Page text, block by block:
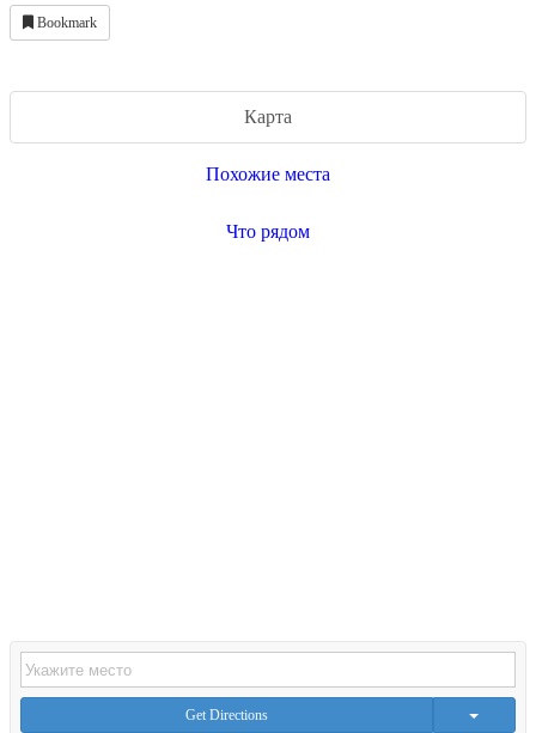
Bookmark
Карта
Похожие места
Что рядом
Get Directions